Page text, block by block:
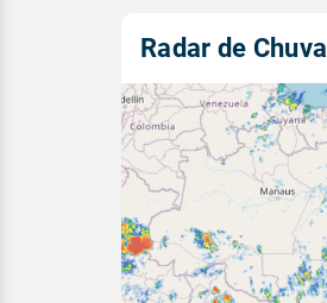
Radar de Chuva